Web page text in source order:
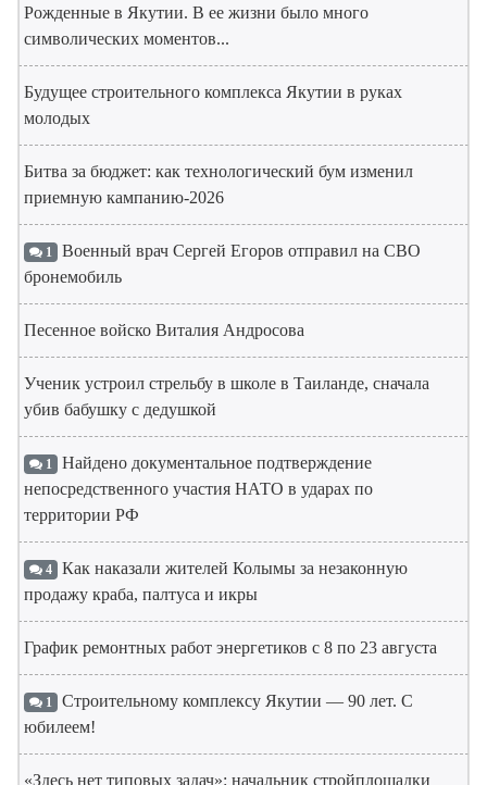
Рожденные в Якутии. В ее жизни было много
символических моментов...
Будущее строительного комплекса Якутии в руках
молодых
Битва за бюджет: как технологический бум изменил
приемную кампанию-2026
1 Военный врач Сергей Егоров отправил на СВО
бронемобиль
Песенное войско Виталия Андросова
Ученик устроил стрельбу в школе в Таиланде, сначала
убив бабушку с дедушкой
1 Найдено документальное подтверждение
непосредственного участия НАТО в ударах по
территории РФ
4 Как наказали жителей Колымы за незаконную
продажу краба, палтуса и икры
График ремонтных работ энергетиков с 8 по 23 августа
1 Строительному комплексу Якутии — 90 лет. С
юбилеем!
«Здесь нет типовых задач»: начальник стройплощадки